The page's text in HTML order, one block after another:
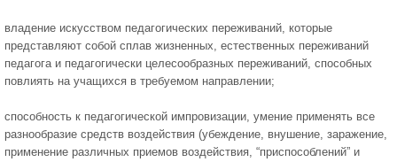
владение искусством педагогических переживаний, которые
представляют собой сплав жизненных, естественных переживаний
педагога и педагогически целесообразных переживаний, способных
повлиять на учащихся в требуемом направлении;
способность к педагогической импровизации, умение применять все
разнообразие средств воздействия (убеждение, внушение, заражение,
применение различных приемов воздействия, “приспособлений” и